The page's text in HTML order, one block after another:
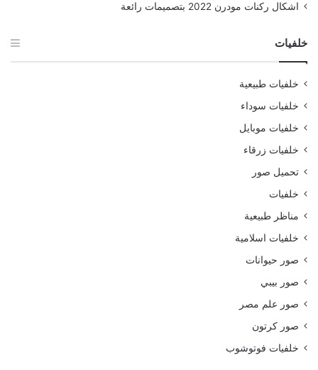
اشكال ركنات مودرن 2022 بتصميمات رائعة
خلفيات
خلفيات طبيعية
خلفيات سوداء
خلفيات موبايل
خلفيات زرقاء
تحميل صور
خلفيات
مناظر طبيعية
خلفيات اسلامية
صور حيوانات
صور بيبي
صور علم مصر
صور كرتون
خلفيات فوتوشوب